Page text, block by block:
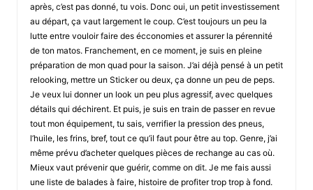
après, c’est pas donné, tu vois. Donc oui, un petit investissement
au départ, ça vaut largement le coup. C’est toujours un peu la
lutte entre vouloir faire des écconomies et assurer la pérennité
de ton matos. Franchement, en ce moment, je suis en pleine
préparation de mon quad pour la saison. J’ai déjà pensé à un petit
relooking, mettre un Sticker ou deux, ça donne un peu de peps.
Je veux lui donner un look un peu plus agressif, avec quelques
détails qui déchirent. Et puis, je suis en train de passer en revue
tout mon équipement, tu sais, verrifier la pression des pneus,
l’huile, les frins, bref, tout ce qu’il faut pour être au top. Genre, j’ai
même prévu d’acheter quelques pièces de rechange au cas où.
Mieux vaut prévenir que guérir, comme on dit. Je me fais aussi
une liste de balades à faire, histoire de profiter trop trop à fond.